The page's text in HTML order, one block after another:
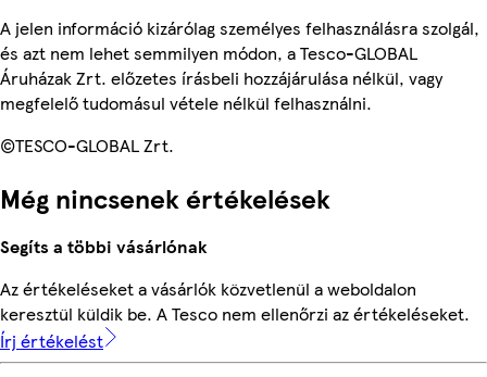
A jelen információ kizárólag személyes felhasználásra szolgál,
és azt nem lehet semmilyen módon, a Tesco-GLOBAL
Áruházak Zrt. előzetes írásbeli hozzájárulása nélkül, vagy
megfelelő tudomásul vétele nélkül felhasználni.
©TESCO-GLOBAL Zrt.
Még nincsenek értékelések
Segíts a többi vásárlónak
Az értékeléseket a vásárlók közvetlenül a weboldalon
keresztül küldik be. A Tesco nem ellenőrzi az értékeléseket.
Írj értékelést